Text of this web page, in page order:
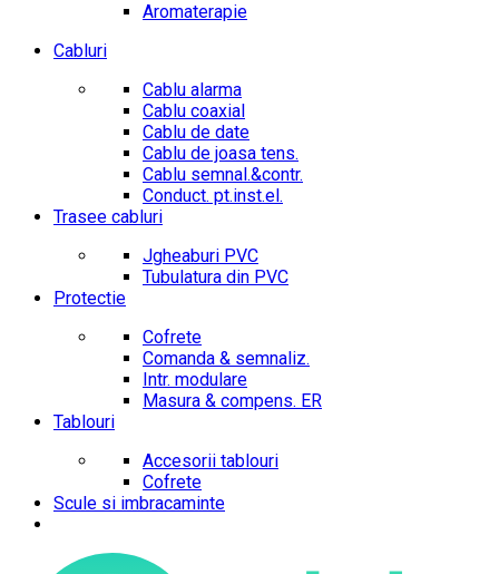
Aromaterapie
Cabluri
Cablu alarma
Cablu coaxial
Cablu de date
Cablu de joasa tens.
Cablu semnal.&contr.
Conduct. pt.inst.el.
Trasee cabluri
Jgheaburi PVC
Tubulatura din PVC
Protectie
Cofrete
Comanda & semnaliz.
Intr. modulare
Masura & compens. ER
Tablouri
Accesorii tablouri
Cofrete
Scule si imbracaminte